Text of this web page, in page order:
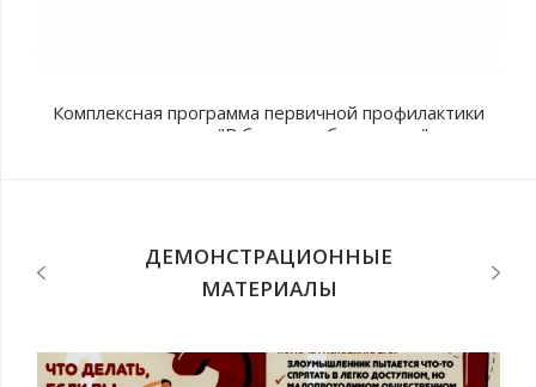
Комплексная программа первичной профилактики
наркомании "В будущее без рисков"
ДЕМОНСТРАЦИОННЫЕ
МАТЕРИАЛЫ